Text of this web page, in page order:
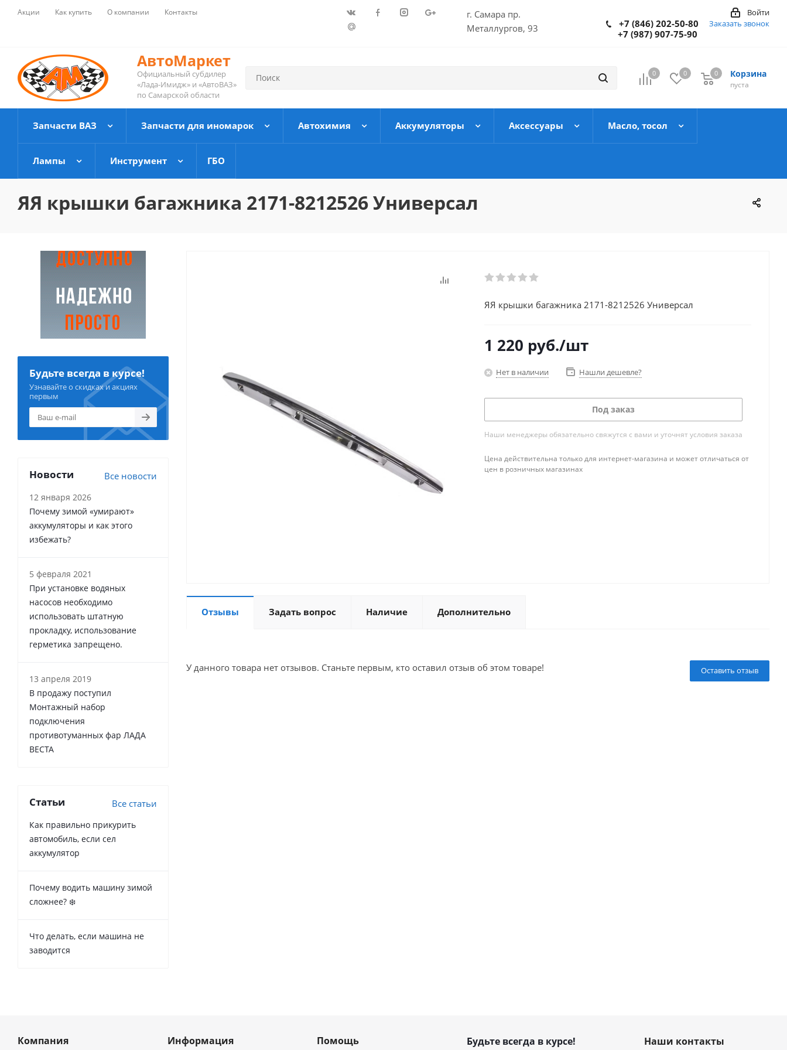
Акции Как купить О компании Контакты
г. Самара пр.
Металлургов, 93
Войти
+7 (846) 202-50-80
+7 (987) 907-75-90
Заказать звонок
АвтоМаркет
Официальный субдилер
«Лада-Имидж» и «АвтоВАЗ»
по Самарской области
0 0 Корзина
пуста
0
Запчасти ВАЗ Запчасти для иномарок Автохимия Аккумуляторы Аксессуары Масло, тосол
Лампы Инструмент ГБО
ЯЯ крышки багажника 2171-8212526 Универсал
ЯЯ крышки багажника 2171-8212526 Универсал
1 220 руб./шт
Нет в наличии Нашли дешевле?
Под заказ
Наши менеджеры обязательно свяжутся с вами и уточнят условия заказа
Цена действительна только для интернет-магазина и может отличаться от
цен в розничных магазинах
Отзывы Задать вопрос Наличие Дополнительно
Оставить отзыв
У данного товара нет отзывов. Станьте первым, кто оставил отзыв об этом товаре!
Будьте всегда в курсе!
Узнавайте о скидках и акциях
первым
Новости Все новости
12 января 2026
Почему зимой «умирают»
аккумуляторы и как этого
избежать?
5 февраля 2021
При установке водяных
насосов необходимо
использовать штатную
прокладку, использование
герметика запрещено.
13 апреля 2019
В продажу поступил
Монтажный набор
подключения
противотуманных фар ЛАДА
ВЕСТА
Статьи Все статьи
Как правильно прикурить
автомобиль, если сел
аккумулятор
Почему водить машину зимой
сложнее? ❄️
Что делать, если машина не
заводится
Компания Информация Помощь Будьте всегда в курсе! Наши контакты